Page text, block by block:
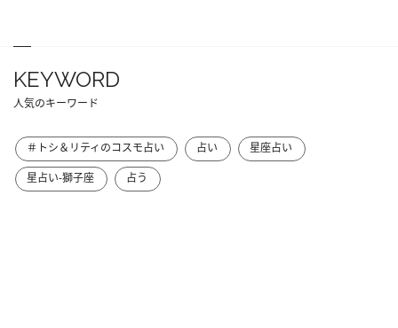
KEYWORD
人気のキーワード
＃トシ＆リティのコスモ占い 占い
星座占い
星占い-獅子座
占う